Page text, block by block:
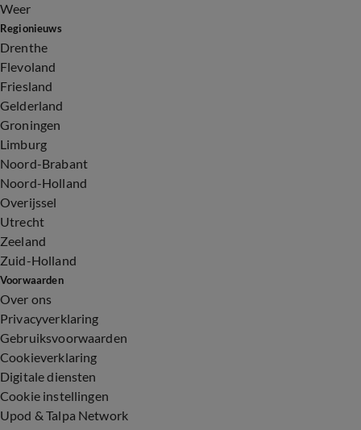
Weer
Regionieuws
Drenthe
Flevoland
Friesland
Gelderland
Groningen
Limburg
Noord-Brabant
Noord-Holland
Overijssel
Utrecht
Zeeland
Zuid-Holland
Voorwaarden
Over ons
Privacyverklaring
Gebruiksvoorwaarden
Cookieverklaring
Digitale diensten
Cookie instellingen
Upod & Talpa Network